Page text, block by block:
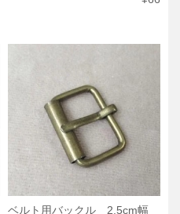
ベルト用バックル 2.5cm幅